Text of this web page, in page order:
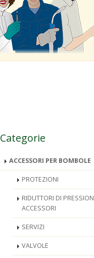
Categorie
ACCESSORI PER BOMBOLE
PROTEZIONI
RIDUTTORI DI
ACCESSORI
SERVIZI
VALVOLE